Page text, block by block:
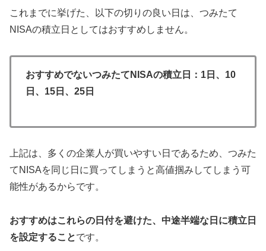
これまでに挙げた、以下の切りの良い日は、つみたて
NISAの積立日としてはおすすめしません。
おすすめでないつみたてNISAの積立日：1日、10
日、15日、25日
上記は、多くの企業人が買いやすい日であるため、つみた
てNISAを同じ日に買ってしまうと高値掴みしてしまう可
能性があるからです。
おすすめはこれらの日付を避けた、中途半端な日に積立日
を設定することです。